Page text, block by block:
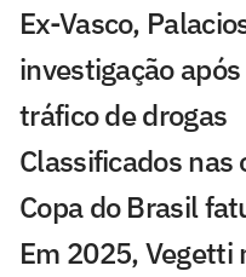
Ex-Vasco,
investigação
tráfico de drogas
Classificados
Copa do Brasil
Em 2025, Vegetti